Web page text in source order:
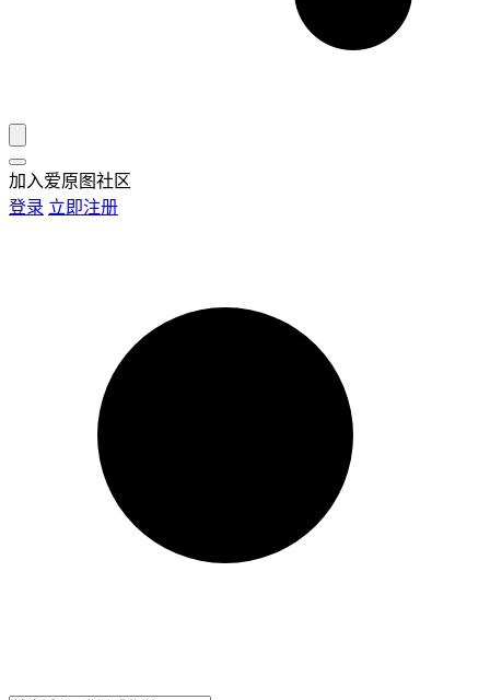
加入爱原图社区
登录 立即注册